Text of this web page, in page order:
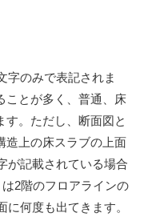
字のみで表記されま
ことが多く、普通、床
。ただし、断面図と
造上の床スラブの上面
が記載されている場合
2階のフロアラインの
何度も出てきます。